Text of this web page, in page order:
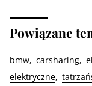
Powiązane
bmw carsharing
elektryczne